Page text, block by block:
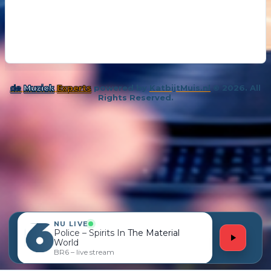
Download de tekst als PDF
de Muziek Experts powered by KatbijtMuis.nl
© 2026. All
Rights Reserved.
NU LIVE
Police – Spirits In The Material
World
BR6 – live stream